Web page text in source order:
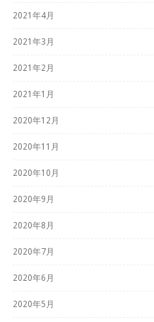
2021年4月
2021年3月
2021年2月
2021年1月
2020年12月
2020年11月
2020年10月
2020年9月
2020年8月
2020年7月
2020年6月
2020年5月